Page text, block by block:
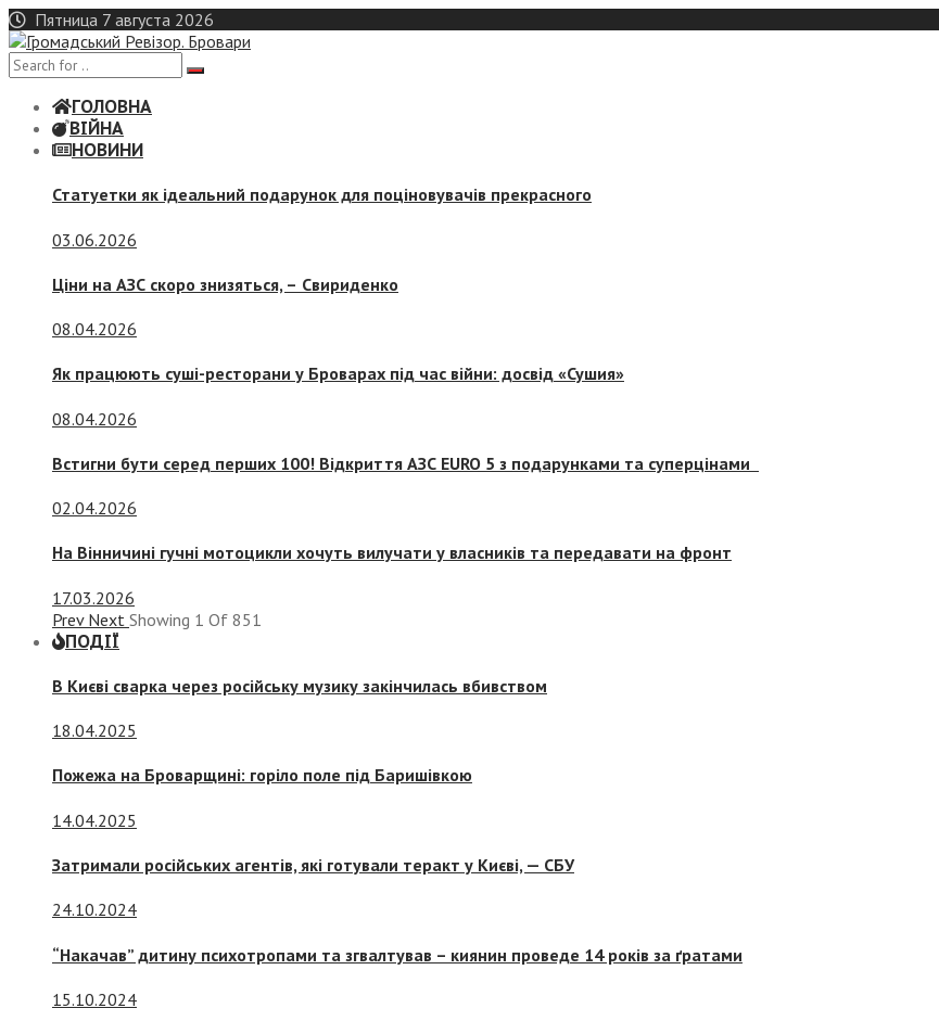
Skip
to
content
Пятница 7 августа 2026
ГОЛОВНА
ВІЙНА
НОВИНИ
Статуетки як ідеальний подарунок для поціновувачів прекрасного
03.06.2026
Ціни на АЗС скоро знизяться, – Свириденко
08.04.2026
Як працюють суші-ресторани у Броварах під час війни: досвід «Сушия»
08.04.2026
Встигни бути серед перших 100! Відкриття АЗС EURO 5 з подарунками та суперцінами
02.04.2026
На Вінничині гучні мотоцикли хочуть вилучати у власників та передавати на фронт
17.03.2026
Prev Next Showing 1 Of 851
ПОДІЇ
В Києві сварка через російську музику закінчилась вбивством
18.04.2025
Пожежа на Броварщині: горіло поле під Баришівкою
14.04.2025
Затримали російських агентів, які готували теракт у Києві, — СБУ
24.10.2024
“Накачав” дитину психотропами та згвалтував – киянин проведе 14 років за ґратами
15.10.2024